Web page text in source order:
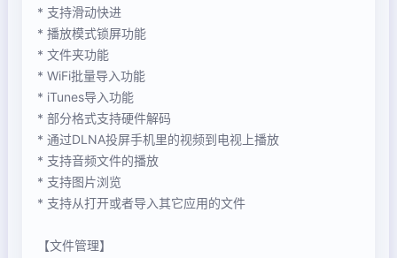
* 支持滑动快进
* 播放模式锁屏功能
* 文件夹功能
* WiFi批量导入功能
* iTunes导入功能
* 部分格式支持硬件解码
* 通过DLNA投屏手机里的视频到电视上播放
* 支持音频文件的播放
* 支持图片浏览
* 支持从打开或者导入其它应用的文件
【文件管理】